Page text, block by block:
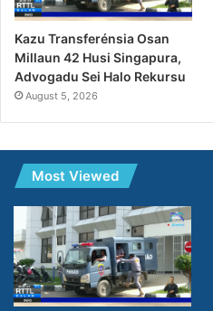
Kazu Transferénsia Osan
Millaun 42 Husi Singapura,
Advogadu Sei Halo Rekursu
August 5, 2026
Most Viewed